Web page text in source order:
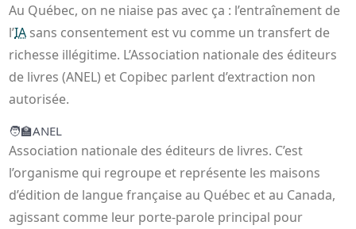
Au Québec, on ne niaise pas avec ça : l’entraînement de
l’IA sans consentement est vu comme un transfert de
richesse illégitime. L’Association nationale des éditeurs
de livres (ANEL) et Copibec parlent d’extraction non
autorisée.
🧑‍🏫ANEL
Association nationale des éditeurs de livres. C’est
l’organisme qui regroupe et représente les maisons
d’édition de langue française au Québec et au Canada,
agissant comme leur porte-parole principal pour